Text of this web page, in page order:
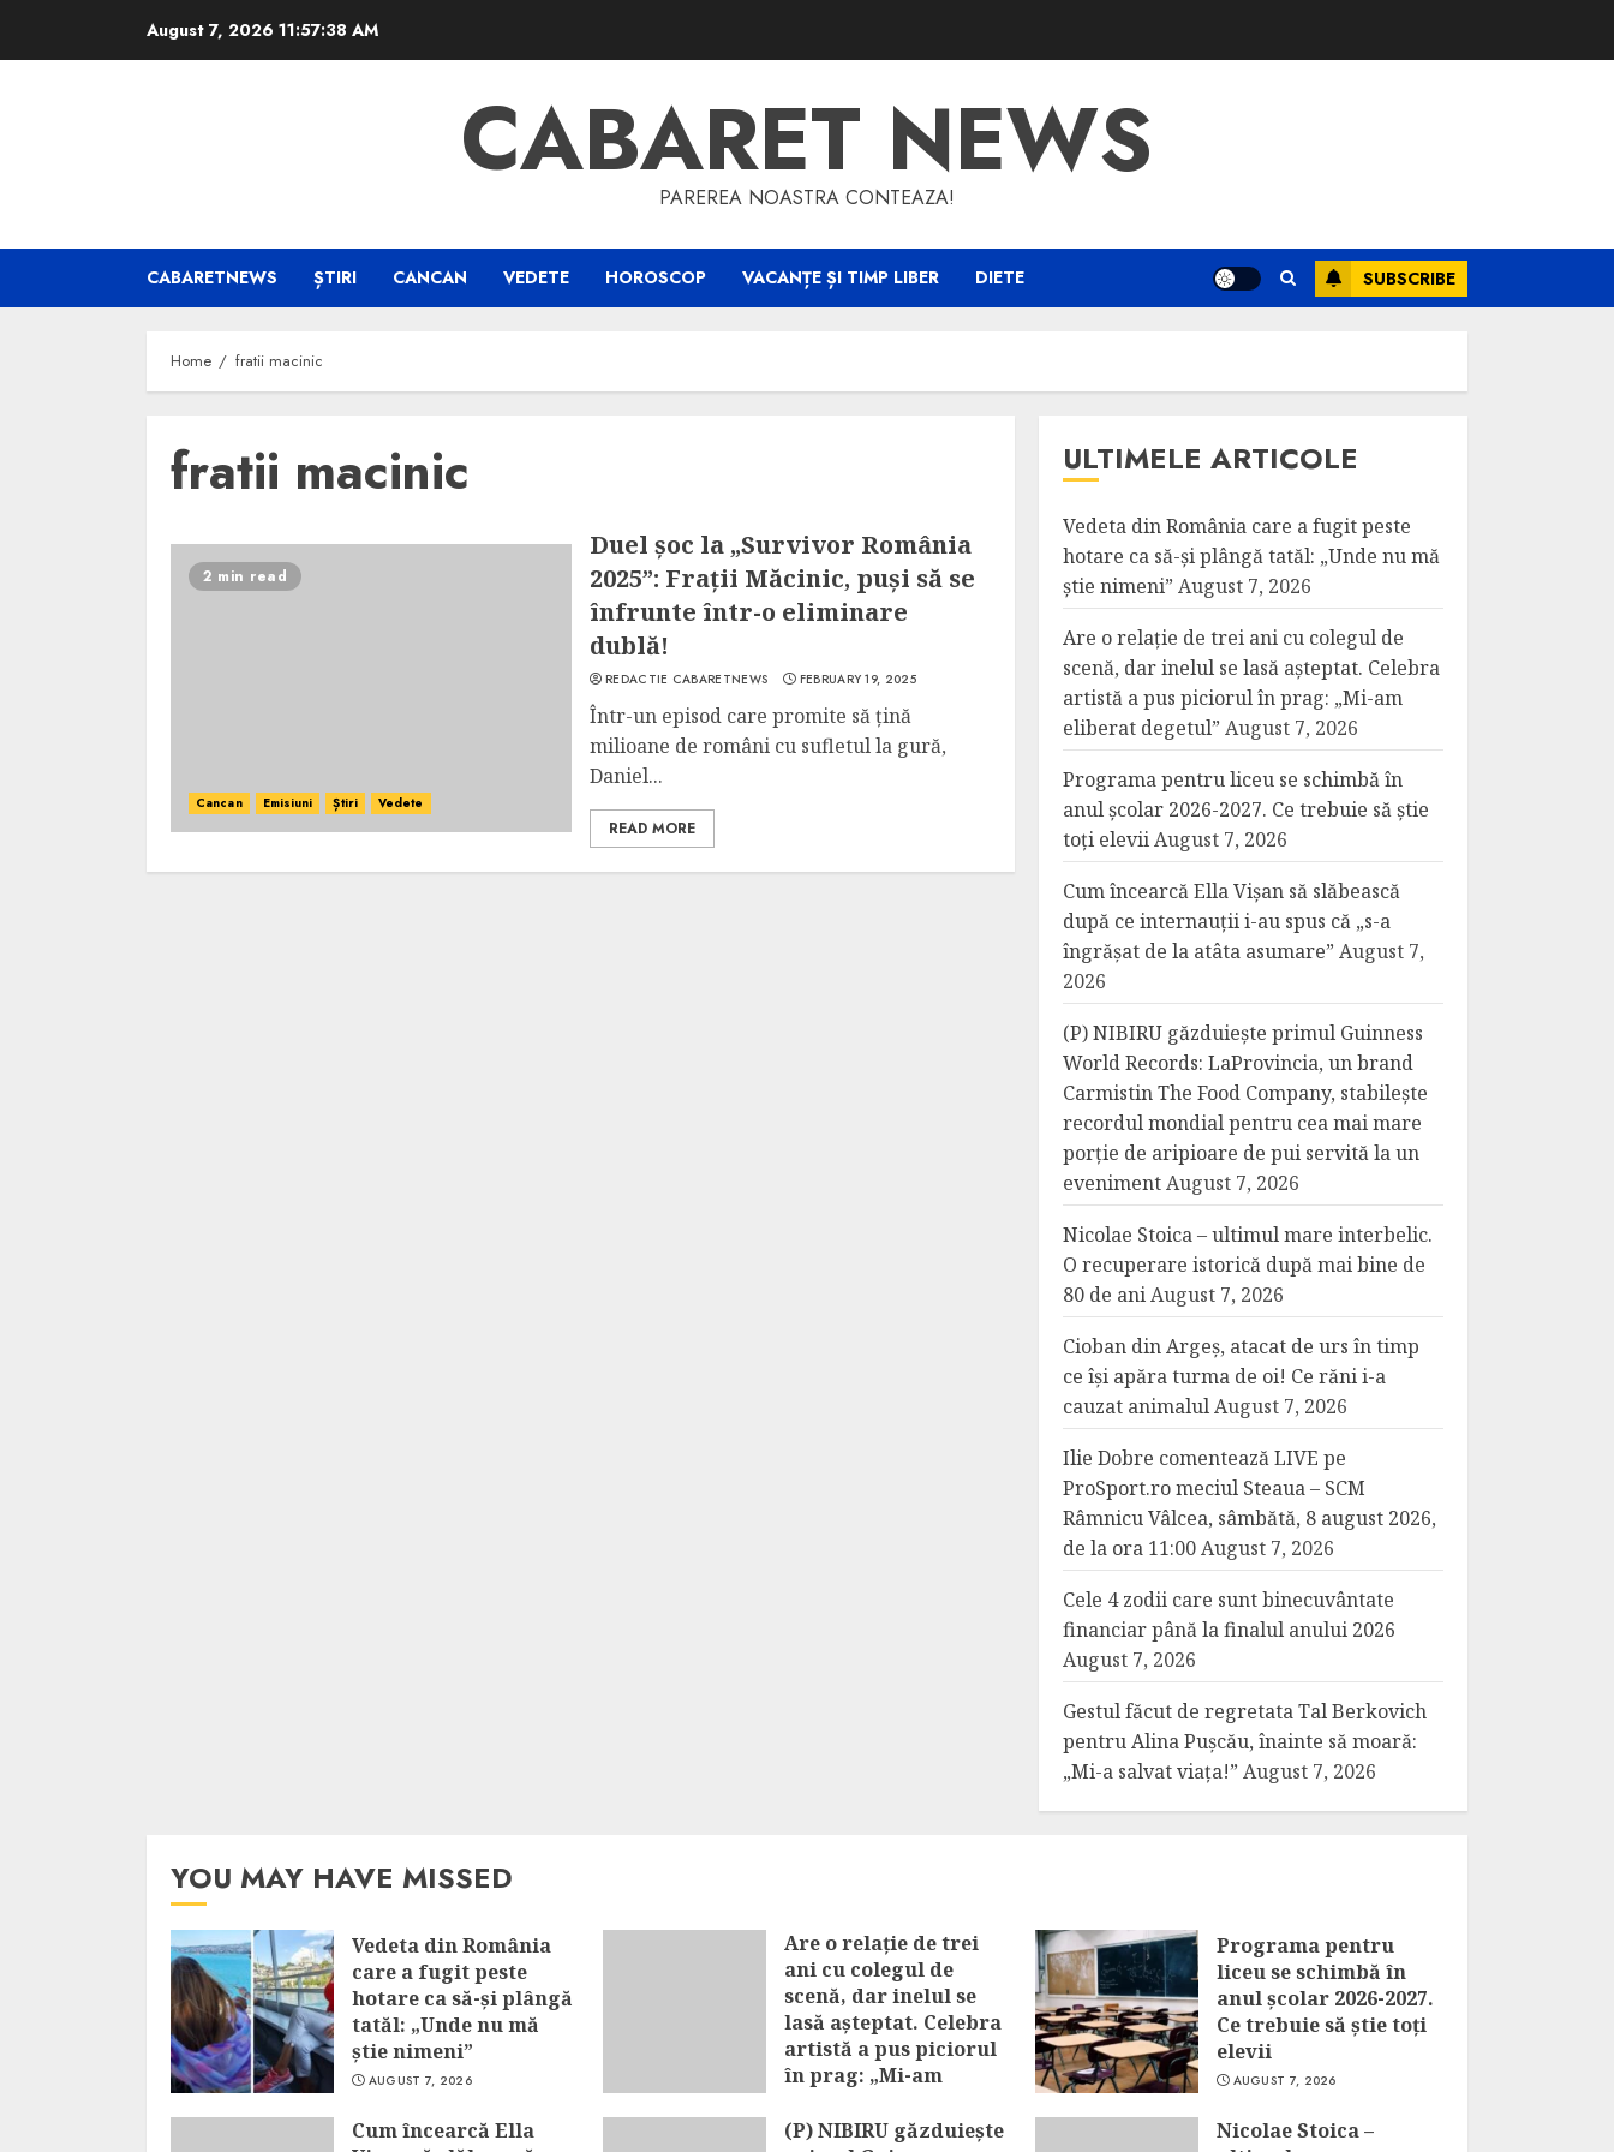
August 7, 2026 11:57:38 AM
CABARET NEWS
PAREREA NOASTRA CONTEAZA!
CABARETNEWS ȘTIRI CANCAN VEDETE HOROSCOP VACANȚE ȘI TIMP LIBER DIETE SUBSCRIBE
Home fratii macinic
fratii macinic
2 min read
Cancan Emisiuni Știri Vedete
Duel șoc la „Survivor România
2025”: Frații Măcinic, puși să se
înfrunte într-o eliminare
dublă!
REDACTIE CABARETNEWS FEBRUARY 19, 2025
Într-un episod care promite să țină
milioane de români cu sufletul la gură,
Daniel...
READ MORE
ULTIMELE ARTICOLE
Vedeta din România care a fugit peste
hotare ca să-și plângă tatăl: „Unde nu mă
știe nimeni” August 7, 2026
Are o relație de trei ani cu colegul de
scenă, dar inelul se lasă așteptat. Celebra
artistă a pus piciorul în prag: „Mi-am
eliberat degetul” August 7, 2026
Programa pentru liceu se schimbă în
anul școlar 2026-2027. Ce trebuie să știe
toți eleviiAugust 7, 2026
Cum încearcă Ella Vișan să slăbească
după ce internauții i-au spus că „s-a
îngrășat de la atâta asumare” August 7,
2026
(P) NIBIRU găzduiește primul Guinness
World Records: LaProvincia, un brand
Carmistin The Food Company, stabilește
recordul mondial pentru cea mai mare
porție de aripioare de pui servită la un
evenimentAugust 7, 2026
Nicolae Stoica – ultimul mare interbelic.
O recuperare istorică după mai bine de
80 de aniAugust 7, 2026
Cioban din Argeș, atacat de urs în timp
ce își apăra turma de oi! Ce răni i-a
cauzat animalulAugust 7, 2026
Ilie Dobre comentează LIVE pe
ProSport.ro meciul Steaua – SCM
Râmnicu Vâlcea, sâmbătă, 8 august 2026,
de la ora 11:00August 7, 2026
Cele 4 zodii care sunt binecuvântate
financiar până la finalul anului 2026
August 7, 2026
Gestul făcut de regretata Tal Berkovich
pentru Alina Pușcău, înainte să moară:
„Mi-a salvat viața!” August 7, 2026
YOU MAY HAVE MISSED
Vedeta din România
care a fugit peste
hotare ca să-și plângă
tatăl: „Unde nu mă
știe nimeni”
AUGUST 7, 2026
Are o relație de trei
ani cu colegul de
scenă, dar inelul se
lasă așteptat. Celebra
artistă a pus piciorul
în prag: „Mi-am
AUGUST 7, 2026
Programa pentru
liceu se schimbă în
anul școlar 2026-2027.
Ce trebuie să știe toți
elevii
AUGUST 7, 2026
Cum încearcă Ella
(P) NIBIRU găzduiește
Nicolae Stoica –